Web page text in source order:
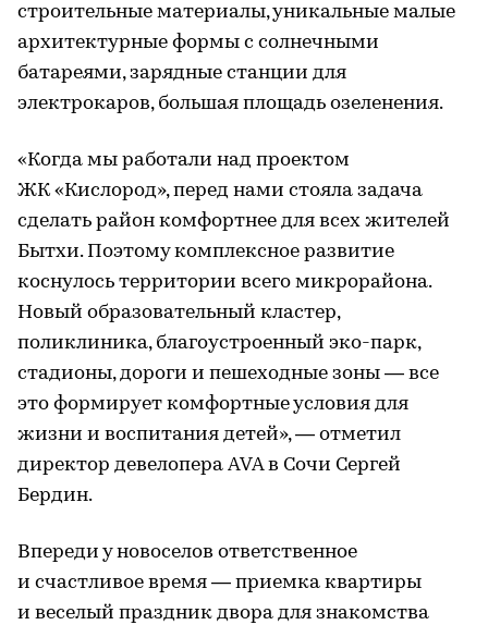
строительные материалы, уникальные малые
архитектурные формы с солнечными
батареями, зарядные станции для
электрокаров, большая площадь озеленения.
«Когда мы работали над проектом
ЖК «Кислород», перед нами стояла задача
сделать район комфортнее для всех жителей
Бытхи. Поэтому комплексное развитие
коснулось территории всего микрорайона.
Новый образовательный кластер,
поликлиника, благоустроенный эко-парк,
стадионы, дороги и пешеходные зоны — все
это формирует комфортные условия для
жизни и воспитания детей», — отметил
директор девелопера AVA в Сочи Сергей
Бердин.
Впереди у новоселов ответственное
и счастливое время — приемка квартиры
и веселый праздник двора для знакомства